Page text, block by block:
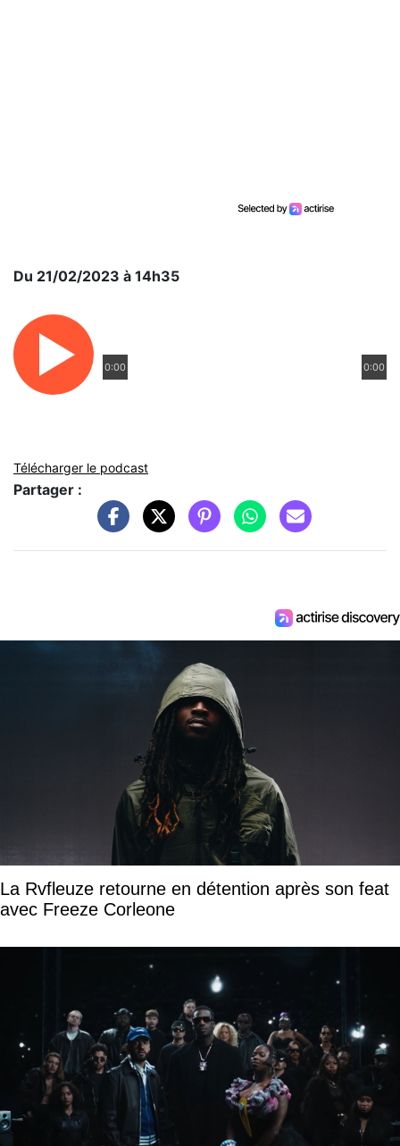
Du 21/02/2023 à 14h35
0:00 0:00
Télécharger le podcast
Partager :
La Rvfleuze retourne en détention après son feat
avec Freeze Corleone